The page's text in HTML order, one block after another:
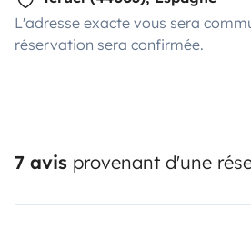
L'adresse exacte vous sera
réservation sera confirmée.
7 avis provenant d'une